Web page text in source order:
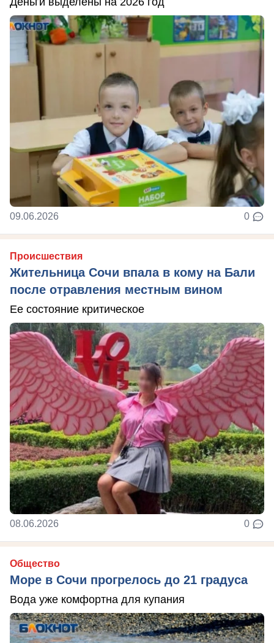
09.06.2026 0
Происшествия
Жительница Сочи впала в кому на Бали
после отравления местным вином
Ее состояние критическое
08.06.2026 0
Общество
Море в Сочи прогрелось до 21 градуса
Вода уже комфортна для купания